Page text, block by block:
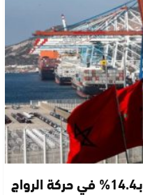
الموانئ المغربية تحقق نمواً بـ14.4% في حركة الرواج